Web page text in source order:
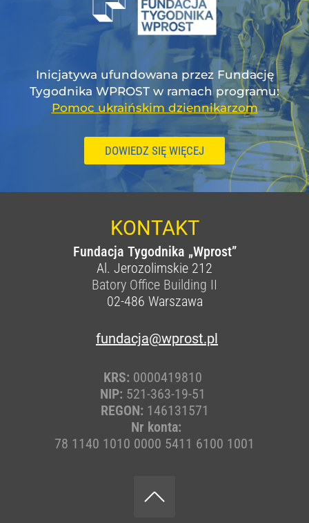
Inicjatywa ufundowana przez Fundację
Tygodnika WPROST w ramach programu:
Pomoc ukraińskim dziennikarzom
DOWIEDZ SIĘ WIĘCEJ
KONTAKT
Fundacja Tygodnika „Wprost”
Al. Jerozolimskie 212
Batory Office Building II
02-486 Warszawa
fundacja@wprost.pl
KRS: 0000419810
NIP: 521-363-19-51
REGON: 146131571
Nr konta:
78 1140 1010 0000 5411 6100 1001